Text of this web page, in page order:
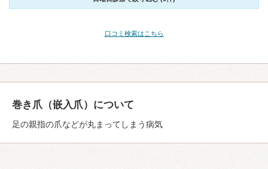
口コミ検索はこちら
巻き爪（嵌入爪）について
足の親指の爪などが丸まってしまう病気